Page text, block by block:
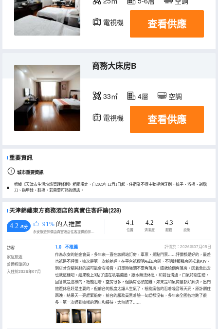
電視機 查看供應
商務大床房B
33㎡ 4層 空調
電視機 查看供應
重要資訊
城市重要資訊
根據《天津市生活垃圾管理條例》相關規定，自2020年12月1日起，住宿業不得主動提供牙刷、梳子、浴擦、剃鬚
刀、指甲銼、鞋擦，若需要可諮詢酒店。
天津錦繡東方商務酒店的真實住客評論(228)
4.2 /5分 91% 的人推薦
永安旅遊評價由真實酒店住客提供的評價。
4.1
位置
4.2
清潔度
4.3
服務
4
設施
訪客
家庭旅遊
普通標準間B
入住於2026年07月
1.0 不推薦
評價於：2026年07月05日
作為永安的鉑金會員，多年來一直在該網站訂房，車票，景點門票……評價都是好的，最差
也衹是不評價，這次是第一次給差評。在平台衹標明A或B房間，不明確那種房間挨着KTv，
到店才含糊其辭的説可能會有噪音，訂單時強調不要角落房，還就給個角落房，因着急出去
也就這樣吧。結果晚上3點了還在吼唱蹦迪，跟本無法休息，和前台溝通，口氣特別生硬，
回答就是這樣的，衹能忍着，空房很多，但換房必須加錢。如果是和氣商量都好解決，出門
旅遊休息好是主要的，但前台的態度太讓人生氣了，衹能痛苦的忍着噪音等天亮，原計劃住
兩晚，結果天一亮趕緊退房，前台的服務員黑着臉一句話都沒有，多年來全國各地跑了很
多，第一次遇到這樣的酒店和接待，太無語了……